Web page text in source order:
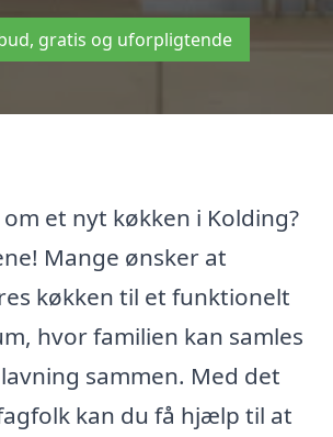
gratis og uforpligtende
et nyt køkken i Kolding?
Mange ønsker at
køkken til et funktionelt
hvor familien kan samles
sammen. Med det
kan du få hjælp til at